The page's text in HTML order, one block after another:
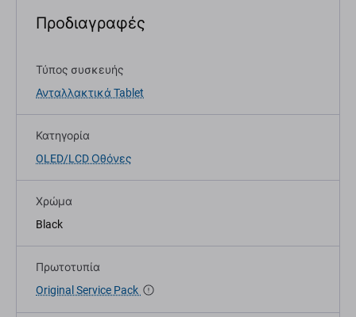
Προδιαγραφές
Τύπος συσκευής
Ανταλλακτικά Tablet
Κατηγορία
OLED/LCD Οθόνες
Χρώμα
Black
Πρωτοτυπία
Original Service Pack